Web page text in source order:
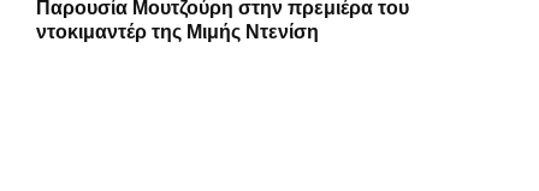
Παρουσία Μουτζούρη στην πρεμιέρα του
ντοκιμαντέρ της Μιμής Ντενίση